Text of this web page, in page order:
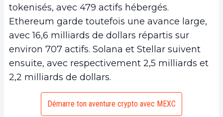
tokenisés, avec 479 actifs hébergés.
Ethereum garde toutefois une avance large,
avec 16,6 milliards de dollars répartis sur
environ 707 actifs. Solana et Stellar suivent
ensuite, avec respectivement 2,5 milliards et
2,2 milliards de dollars.
Démarre ton aventure crypto avec MEXC